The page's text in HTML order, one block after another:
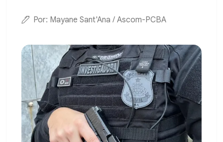
Por: Mayane Sant'Ana / Ascom-PCBA